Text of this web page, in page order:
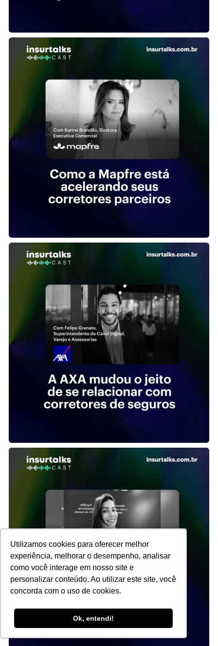
Utilizamos cookies para oferecer melhor
experiência, melhorar o desempenho, analisar
como você interage em nosso site e
personalizar conteúdo. Ao utilizar este site, você
concorda com o uso de cookies.
Ok, entendi!